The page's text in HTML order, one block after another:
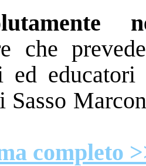
che
ed
Sasso
completo